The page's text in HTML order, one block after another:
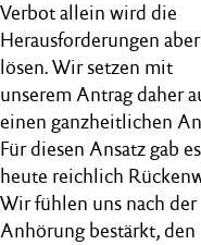
Verbot allein wird die
Herausforderungen
lösen. Wir setzen mit
unserem Antrag daher
einen ganzheitlichen
Für diesen Ansatz gab es
heute reichlich
Wir fühlen uns nach der
Anhörung bestärkt, den